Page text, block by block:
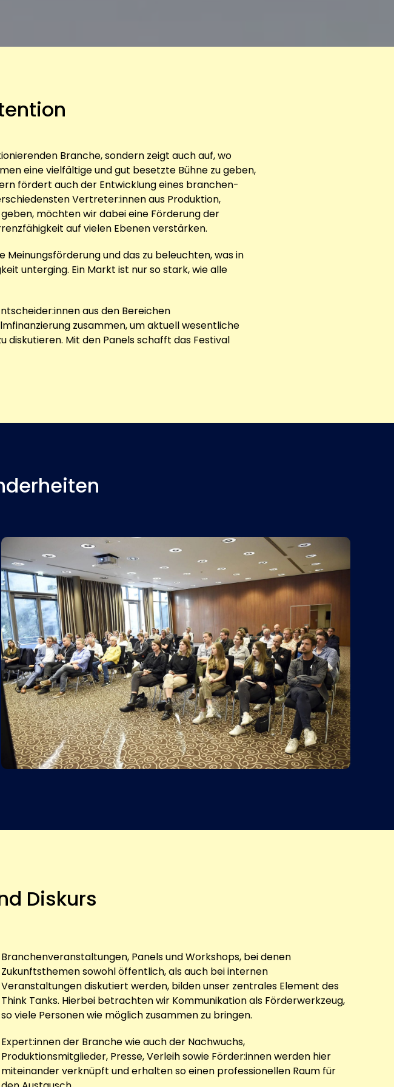
Branche, sondern zeigt auch auf, wo
eine vielfältige und gut besetzte Bühne zu geben,
fördert auch der Entwicklung eines branchen-
Vertreter:innen aus Produktion,
möchten wir dabei eine Förderung der
auf vielen Ebenen verstärken.
und das zu beleuchten, was in
unterging. Ein Markt ist nur so stark, wie alle
aus den Bereichen
zusammen, um aktuell wesentliche
diskutieren. Mit den Panels schafft das Festival
Diskurs
Branchenveranstaltungen, Panels und Workshops, bei denen
Zukunftsthemen sowohl öffentlich, als auch bei internen
Veranstaltungen diskutiert werden, bilden unser zentrales Element des
Think Tanks. Hierbei betrachten wir Kommunikation als Förderwerkzeug,
so viele Personen wie möglich zusammen zu bringen.
Expert:innen der Branche wie auch der Nachwuchs,
Produktionsmitglieder, Presse, Verleih sowie Förder:innen werden hier
miteinander verknüpft und erhalten so einen professionellen Raum für